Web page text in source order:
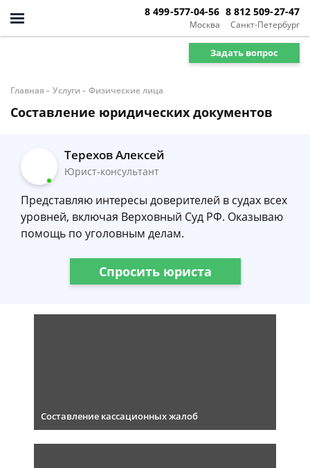
Москва
8 499-577-04-56
Санкт-Петербург
8 812 509-27-47
Задать вопрос
Главная - Услуги - Физические лица
Составление юридических документов
Терехов Алексей
Юрист-консультант
Представляю интересы доверителей в судах всех
уровней, включая Верховный Суд РФ. Оказываю
помощь по уголовным делам.
Спросить юриста
Составление кассационных жалоб